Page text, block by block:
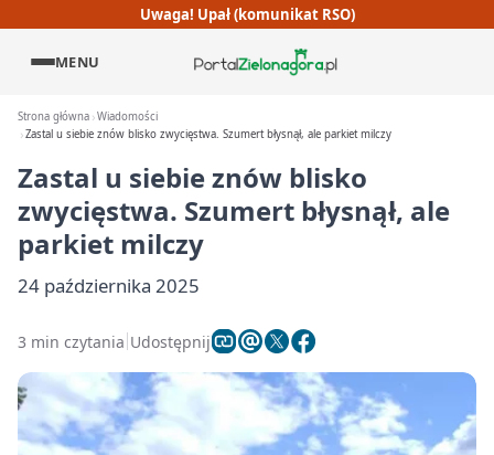
Uwaga! Upał (komunikat RSO)
MENU
Strona główna Wiadomości
Zastal u siebie znów blisko zwycięstwa. Szumert błysnął, ale parkiet milczy
Zastal u siebie znów blisko
zwycięstwa. Szumert błysnął, ale
parkiet milczy
24 października 2025
3 min czytania Udostępnij